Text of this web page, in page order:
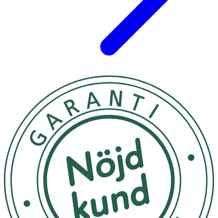
Soja Oil, BetaSitosterol, Sorbitan Isostearate,
Leuconostoc/Radish Root Ferment Filtrate, Steareth20,
Sodium Lactate, PEG75 Stearate, Tocopherol, Serine,
Alanine, MICA, Glycine, Squalene, Lysine HCl, Threonine,
Arginine, Proline, Butylene Glycol, Glycyrrhiza Uralensis
Hydroxide, Ethylhexylglycerin, Sodium Benzoate,
Linolenic Acid, Glutathione, Alcohol, Potassium Sorbate,
Phenoxyethanol, CI 77491, CI 77891.